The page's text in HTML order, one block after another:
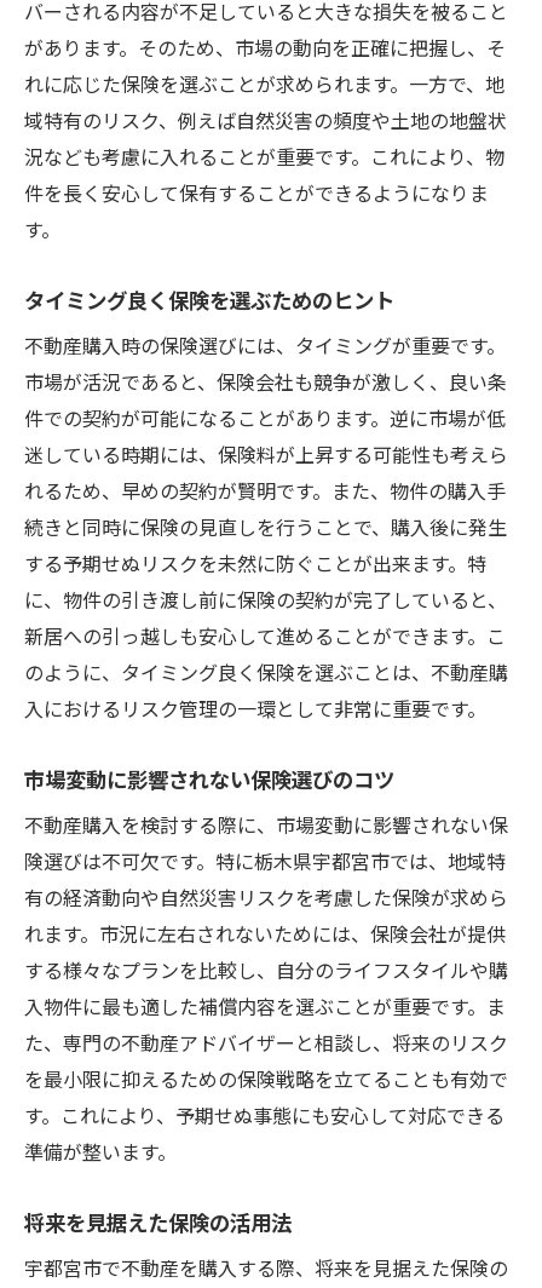
バーされる内容が不足していると大きな損失を被ること
があります。そのため、市場の動向を正確に把握し、そ
れに応じた保険を選ぶことが求められます。一方で、地
域特有のリスク、例えば自然災害の頻度や土地の地盤状
況なども考慮に入れることが重要です。これにより、物
件を長く安心して保有することができるようになりま
す。
タイミング良く保険を選ぶためのヒント
不動産購入時の保険選びには、タイミングが重要です。
市場が活況であると、保険会社も競争が激しく、良い条
件での契約が可能になることがあります。逆に市場が低
迷している時期には、保険料が上昇する可能性も考えら
れるため、早めの契約が賢明です。また、物件の購入手
続きと同時に保険の見直しを行うことで、購入後に発生
する予期せぬリスクを未然に防ぐことが出来ます。特
に、物件の引き渡し前に保険の契約が完了していると、
新居への引っ越しも安心して進めることができます。こ
のように、タイミング良く保険を選ぶことは、不動産購
入におけるリスク管理の一環として非常に重要です。
市場変動に影響されない保険選びのコツ
不動産購入を検討する際に、市場変動に影響されない保
険選びは不可欠です。特に栃木県宇都宮市では、地域特
有の経済動向や自然災害リスクを考慮した保険が求めら
れます。市況に左右されないためには、保険会社が提供
する様々なプランを比較し、自分のライフスタイルや購
入物件に最も適した補償内容を選ぶことが重要です。ま
た、専門の不動産アドバイザーと相談し、将来のリスク
を最小限に抑えるための保険戦略を立てることも有効で
す。これにより、予期せぬ事態にも安心して対応できる
準備が整います。
将来を見据えた保険の活用法
宇都宮市で不動産を購入する際、将来を見据えた保険の